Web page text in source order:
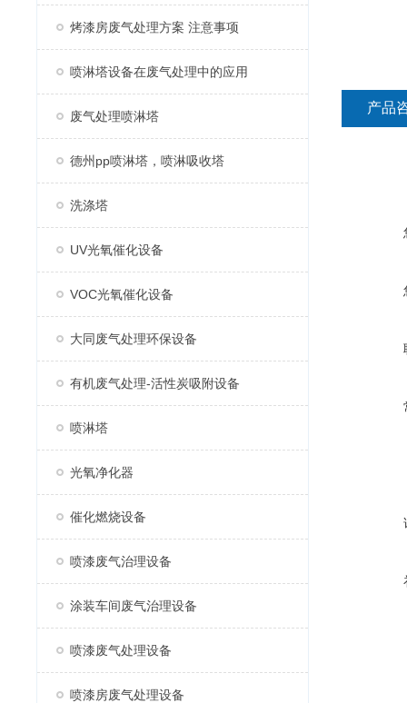
烤漆房废气处理方案 注意事项
喷淋塔设备在废气处理中的应用
废气处理喷淋塔
德州pp喷淋塔，喷淋吸收塔
洗涤塔
UV光氧催化设备
VOC光氧催化设备
大同废气处理环保设备
有机废气处理-活性炭吸附设备
喷淋塔
光氧净化器
催化燃烧设备
喷漆废气治理设备
涂装车间废气治理设备
喷漆废气处理设备
喷漆房废气处理设备
产品